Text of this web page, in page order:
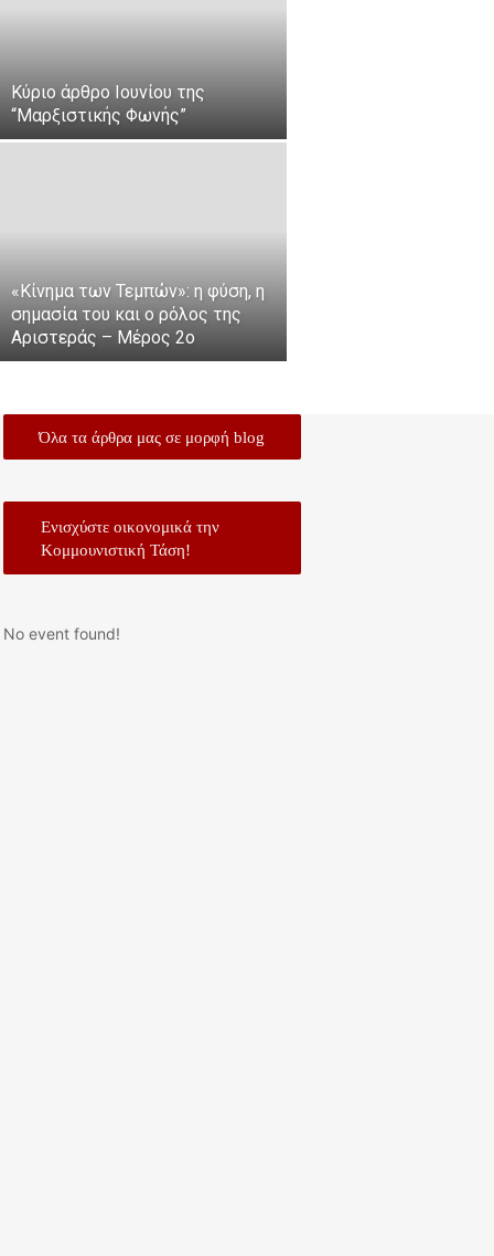
Κύριο άρθρο Ιουνίου της
“Μαρξιστικής Φωνής”
«Κίνημα των Τεμπών»: η φύση, η
σημασία του και ο ρόλος της
Αριστεράς – Μέρος 2ο
Όλα τα άρθρα μας σε μορφή blog
Ενισχύστε οικονομικά την
Κομμουνιστική Τάση!
No event found!